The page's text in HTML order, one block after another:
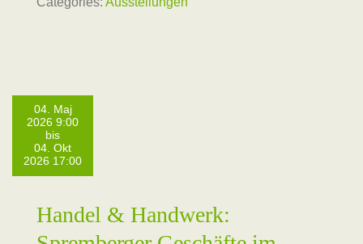
04. Maj
2026 9:00
bis
04. Okt
2026 17:00
Handel & Handwerk: